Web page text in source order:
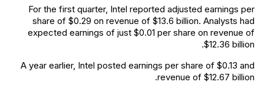
For the first quarter, Intel reported adjusted earnings per
share of $0.29 on revenue of $13.6 billion. Analysts had
expected earnings of just $0.01 per share on revenue of
$12.36 billion.
A year earlier, Intel posted earnings per share of $0.13 and
revenue of $12.67 billion.